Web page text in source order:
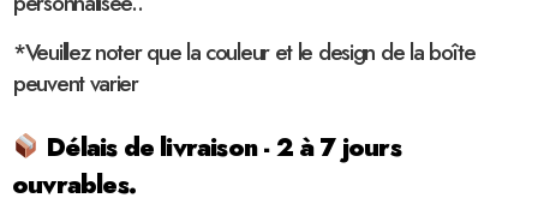
*Veuillez noter que la couleur et le design de la boîte
peuvent varier
Délais de livraison - 2 à 7 jours
ouvrables.